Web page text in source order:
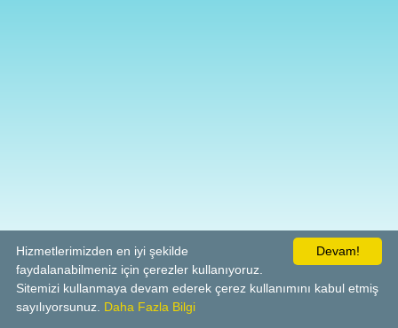
Devam!
Hizmetlerimizden en iyi şekilde
faydalanabilmeniz için çerezler kullanıyoruz.
Sitemizi kullanmaya devam ederek çerez kullanımını kabul etmiş
sayılıyorsunuz. Daha Fazla Bilgi